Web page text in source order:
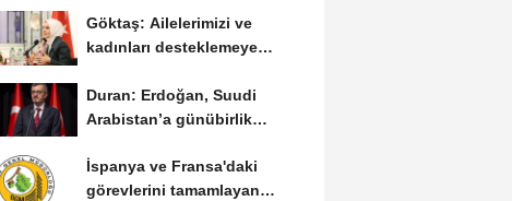
Göktaş: Ailelerimizi ve
kadınları desteklemeye
Duran: Erdoğan, Suudi
Arabistan’a günübirlik
İspanya ve Fransa'daki
görevlerini tamamlayan